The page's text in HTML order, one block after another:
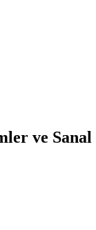
ve Sanal